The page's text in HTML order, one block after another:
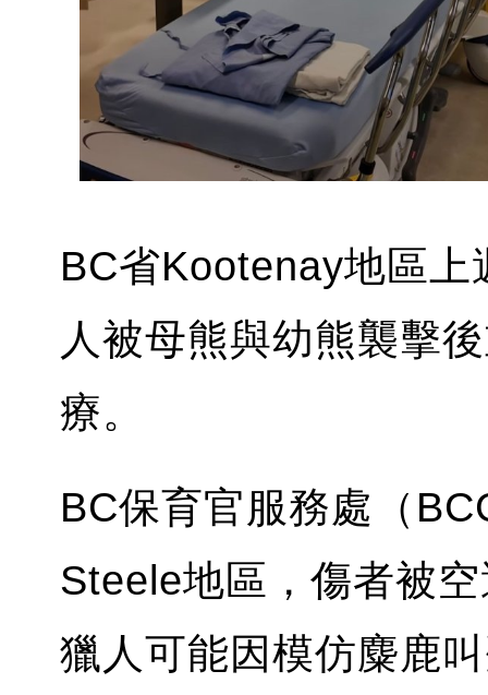
BC省Kootenay地區
人被母熊與幼熊襲擊
療。
BC保育官服務處（
Steele地區，傷者被
獵人可能因模仿麋鹿